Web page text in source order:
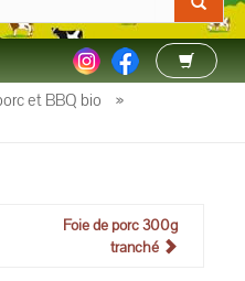
et BBQ bio
»
Foie de porc 300g
tranché